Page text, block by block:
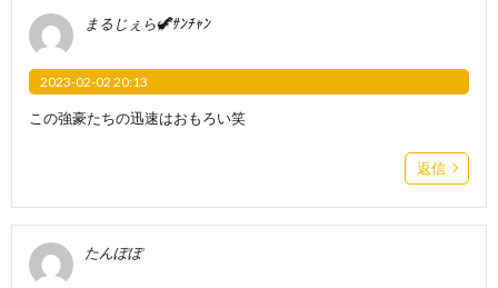
まるじぇら🦖ｻﾝﾁｬﾝ
2023-02-02 20:13
この強豪たちの迅速はおもろい笑
返信
たんぽぽ